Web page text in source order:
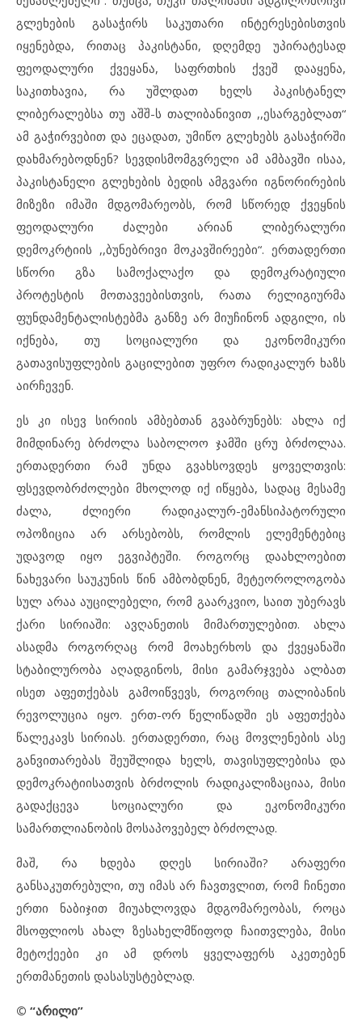
გლეხების გასაჭირს საკუთარი ინტერესებისთვის
იყენებდა, რითაც პაკისტანი, დღემდე უპირატესად
ფეოდალური ქვეყანა, საფრთხის ქვეშ დააყენა,
საკითხავია, რა უშლდათ ხელს პაკისტანელ
ლიბერალებსა თუ აშშ-ს თალიბანივით ,,ესარგებლათ“
ამ გაჭირვებით და ეცადათ, უმიწო გლეხებს გასაჭირში
დახმარებოდნენ? სევდისმომგვრელი ამ ამბავში ისაა,
პაკისტანელი გლეხების ბედის ამგვარი იგნორირების
მიზეზი იმაში მდგომარეობს, რომ სწორედ ქვეყნის
ფეოდალური ძალები არიან ლიბერალური
დემოკრტიის ,,ბუნებრივი მოკავშირეები“. ერთადერთი
სწორი გზა სამოქალაქო და დემოკრატიული
პროტესტის მოთავეებისთვის, რათა რელიგიურმა
ფუნდამენტალისტებმა განზე არ მიუჩინონ ადგილი, ის
იქნება, თუ სოციალური და ეკონომიკური
გათავისუფლების გაცილებით უფრო რადიკალურ ხაზს
აირჩევენ.
ეს კი ისევ სირიის ამბებთან გვაბრუნებს: ახლა იქ
მიმდინარე ბრძოლა საბოლოო ჯამში ცრუ ბრძოლაა.
ერთადერთი რამ უნდა გვახსოვდეს ყოველთვის:
ფსევდობრძოლები მხოლოდ იქ იწყება, სადაც მესამე
ძალა, ძლიერი რადიკალურ-ემანსიპატორული
ოპოზიცია არ არსებობს, რომლის ელემენტებიც
უდავოდ იყო ეგვიპტეში. როგორც დაახლოებით
ნახევარი საუკუნის წინ ამბობდნენ, მეტეოროლოგობა
სულ არაა აუცილებელი, რომ გაარკვიო, საით უბერავს
ქარი სირიაში: ავღანეთის მიმართულებით. ახლა
ასადმა როგორღაც რომ მოახერხოს და ქვეყანაში
სტაბილურობა აღადგინოს, მისი გამარჯვება ალბათ
ისეთ აფეთქებას გამოიწვევს, როგორიც თალიბანის
რევოლუცია იყო. ერთ-ორ წელიწადში ეს აფეთქება
წალეკავს სირიას. ერთადერთი, რაც მოვლენების ასე
განვითარებას შეუშლიდა ხელს, თავისუფლებისა და
დემოკრატიისათვის ბრძოლის რადიკალიზაციაა, მისი
გადაქცევა სოციალური და ეკონომიკური
სამართლიანობის მოსაპოვებელ ბრძოლად.
მაშ, რა ხდება დღეს სირიაში? არაფერი
განსაკუთრებული, თუ იმას არ ჩავთვლით, რომ ჩინეთი
ერთი ნაბიჯით მიუახლოვდა მდგომარეობას, როცა
მსოფლიოს ახალ ზესახელმწიფოდ ჩაითვლება, მისი
მეტოქეები კი ამ დროს ყველაფერს აკეთებენ
ერთმანეთის დასასუსტებლად.
© “არილი”